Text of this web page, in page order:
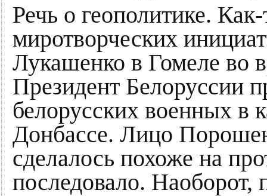
Речь о геополитике.
миротворческих
Лукашенко в Гомеле во
Президент Белоруссии
белорусских военных в
Донбассе. Лицо
сделалось похоже на
последовало. Наоборот,